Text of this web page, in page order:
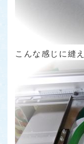
こんな感じに縫